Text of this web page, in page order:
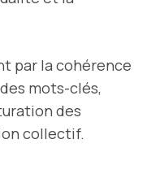
par la cohérence
mots-clés,
des
collectif.